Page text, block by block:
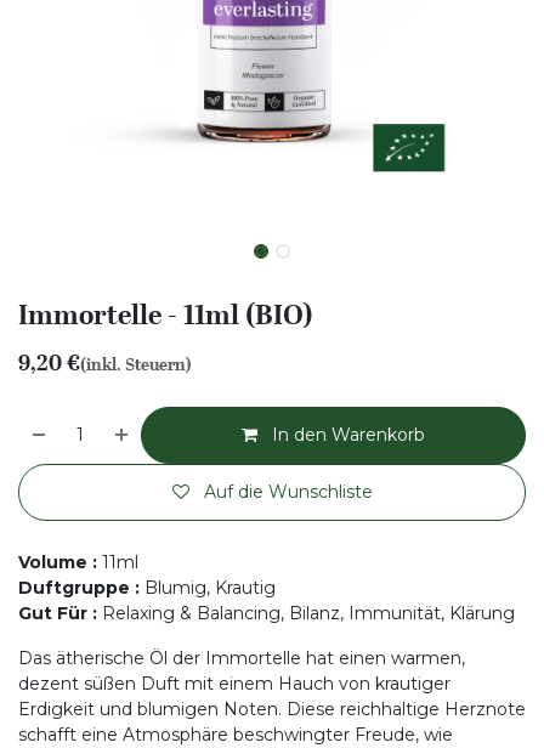
Immortelle - 11ml (BIO)
9,20€(inkl. Steuern)
In den Warenkorb
Auf die Wunschliste
Volume : 11ml
Duftgruppe : Blumig, Krautig
Gut Für : Relaxing & Balancing, Bilanz, Immunität, Klärung
Das ätherische Öl der Immortelle hat einen warmen,
dezent süßen Duft mit einem Hauch von krautiger
Erdigkeit und blumigen Noten. Diese reichhaltige Herznote
schafft eine Atmosphäre beschwingter Freude, wie